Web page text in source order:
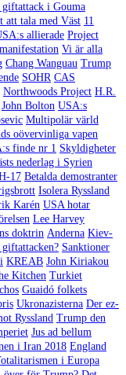
giftattack i Gouma
att tala med Väst 11
allierade Project
Vi är alla
Chang Wanguau Trump
SOHR CAS
Northwoods Project H.R.
John Bolton USA:s
Multipolär värld
oövervinliga vapen
finde nr 1 Skyldigheter
nederlag i Syrien
17 Betalda demostranter
Isolera Ryssland
Karén USA hotar
Lee Harvey
doktrin Anderna Kiev-
Sanktioner
KREAB John Kiriakou
Kitchen Turkiet
Guaidó folkets
Ukronazisterna Der ez-
Ryssland Trump den
Jus ad bellum
i Iran 2018 England
i Europa